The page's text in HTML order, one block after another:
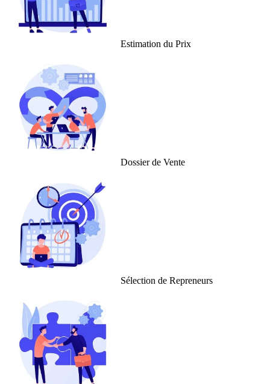
Estimation du Prix
Dossier de Vente
Sélection de Repreneurs